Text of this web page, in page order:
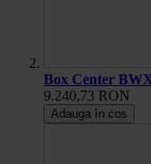
Box Center
9.240,73 RON
Adauga în cos